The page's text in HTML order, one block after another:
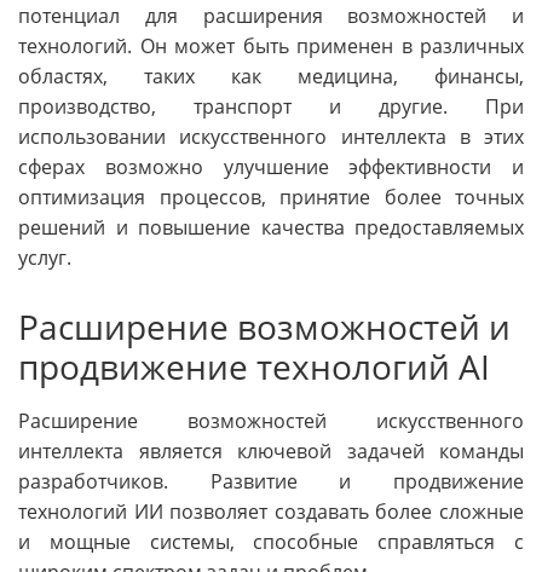
потенциал для расширения возможностей и
технологий. Он может быть применен в различных
областях, таких как медицина, финансы,
производство, транспорт и другие. При
использовании искусственного интеллекта в этих
сферах возможно улучшение эффективности и
оптимизация процессов, принятие более точных
решений и повышение качества предоставляемых
услуг.
Расширение возможностей и
продвижение технологий AI
Расширение возможностей искусственного
интеллекта является ключевой задачей команды
разработчиков. Развитие и продвижение
технологий ИИ позволяет создавать более сложные
и мощные системы, способные справляться с